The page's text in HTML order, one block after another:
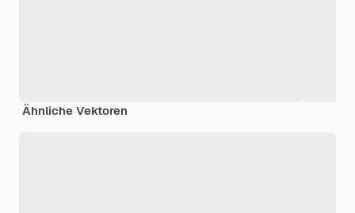
Ähnliche Vektoren